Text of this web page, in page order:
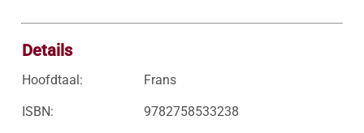
Details
Hoofdtaal: Frans
ISBN: 9782758533238